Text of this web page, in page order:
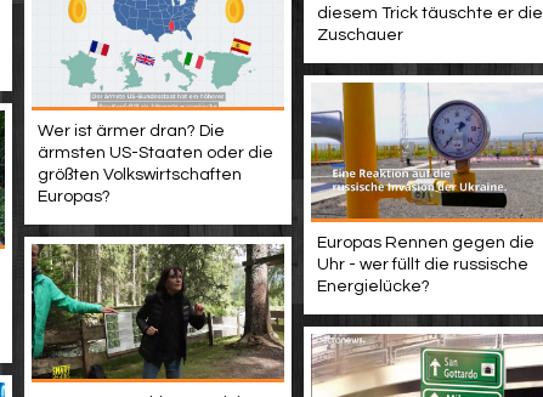
diesem Trick täuschte er die
Zuschauer
Wer ist ärmer dran? Die
ärmsten US-Staaten oder die
größten Volkswirtschaften
Europas?
Europas Rennen gegen die
Uhr - wer füllt die russische
Energielücke?